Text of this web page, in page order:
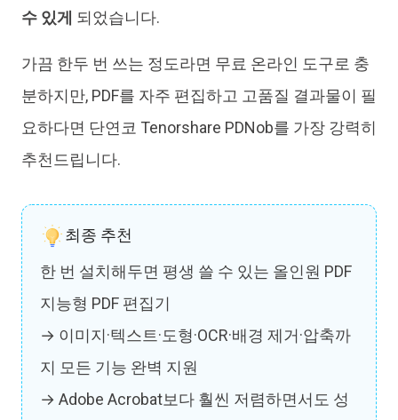
수 있게 되었습니다.
가끔 한두 번 쓰는 정도라면 무료 온라인 도구로 충
분하지만, PDF를 자주 편집하고 고품질 결과물이 필
요하다면 단연코 Tenorshare PDNob를 가장 강력히
추천드립니다.
최종 추천
한 번 설치해두면 평생 쓸 수 있는 올인원 PDF
지능형 PDF 편집기
→ 이미지·텍스트·도형·OCR·배경 제거·압축까
지 모든 기능 완벽 지원
→ Adobe Acrobat보다 훨씬 저렴하면서도 성